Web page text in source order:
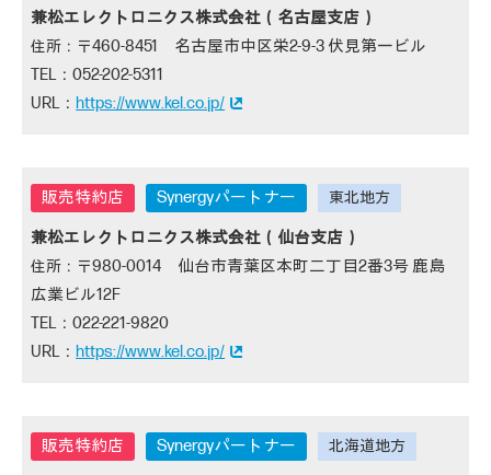
兼松エレクトロニクス株式会社（名古屋支店）
460-8451 名古屋市中区栄2-9-3 伏見第一ビル
052-202-5311
https://www.kel.co.jp/
Synergyパートナー
兼松エレクトロニクス株式会社（仙台支店）
980-0014 仙台市青葉区本町二丁目2番3号 鹿島
広業ビル12F
022-221-9820
https://www.kel.co.jp/
Synergyパートナー